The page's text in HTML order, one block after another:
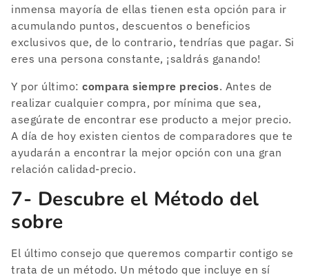
inmensa mayoría de ellas tienen esta opción para ir
acumulando puntos, descuentos o beneficios
exclusivos que, de lo contrario, tendrías que pagar. Si
eres una persona constante, ¡saldrás ganando!
Y por último: compara siempre precios. Antes de
realizar cualquier compra, por mínima que sea,
asegúrate de encontrar ese producto a mejor precio.
A día de hoy existen cientos de comparadores que te
ayudarán a encontrar la mejor opción con una gran
relación calidad-precio.
7- Descubre el Método del
sobre
El último consejo que queremos compartir contigo se
trata de un método. Un método que incluye en sí